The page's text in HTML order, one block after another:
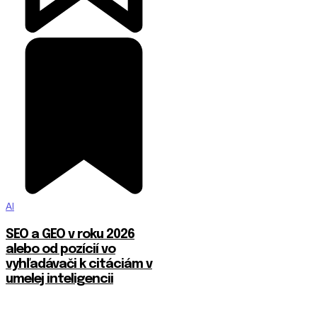
AI
SEO a GEO v roku 2026
alebo od pozícií vo
vyhľadávači k citáciám v
umelej inteligencii